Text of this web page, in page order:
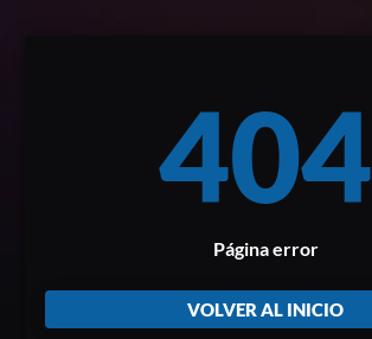
404
Página error
VOLVER AL INICIO